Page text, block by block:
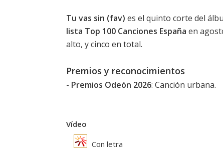
Tu vas sin (fav) es el quinto corte del
lista Top 100 Canciones España en
alto, y cinco en total.
Premios y reconocimientos
- Premios Odeón 2026: Canción urbana.
Vídeo
Con letra